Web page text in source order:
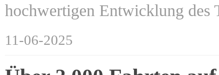
hochwertigen Entwicklung
11-06-2025